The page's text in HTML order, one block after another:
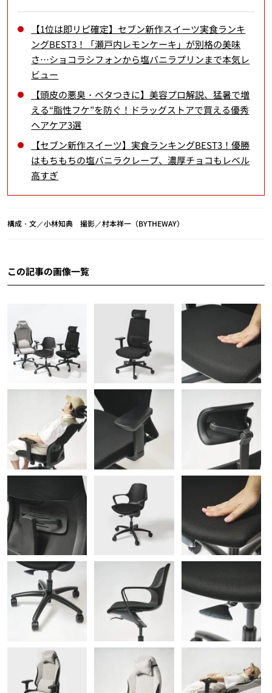
【1位は即リピ確定】セブン新作スイーツ実食ランキ
ングBEST3！「瀬戸内レモンケーキ」が別格の美味
さ…ショコラシフォンから塩バニラプリンまで本気レ
ビュー
【頭皮の悪臭・ベタつきに】美容プロ解説、猛暑で増
える“脂性フケ”を防ぐ！ドラッグストアで買える優秀
ヘアケア3選
【セブン新作スイーツ】実食ランキングBEST3！優勝
はもちもちの塩バニラクレープ、濃厚チョコもレベル
高すぎ
構成・文／小林知典 撮影／村本祥一（BYTHEWAY）
この記事の画像一覧